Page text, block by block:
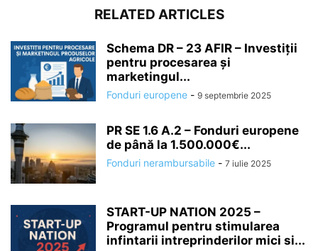
RELATED ARTICLES
Schema DR – 23 AFIR – Investiții
pentru procesarea și
marketingul...
Fonduri europene - 9 septembrie 2025
PR SE 1.6 A.2 – Fonduri europene
de până la 1.500.000€...
Fonduri nerambursabile - 7 iulie 2025
START-UP NATION 2025 –
Programul pentru stimularea
infintarii intreprinderilor mici si...